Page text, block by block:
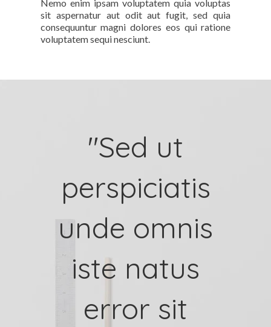
Nemo enim ipsam voluptatem quia voluptas
sit aspernatur aut odit aut fugit, sed quia
consequuntur magni dolores eos qui ratione
voluptatem sequi nesciunt.
"Sed ut
perspiciatis
unde omnis
iste natus
error sit